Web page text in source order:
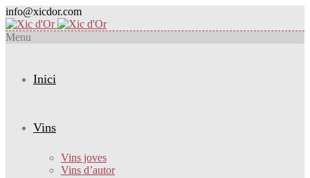
info@xicdor.com
Menu
Inici
Vins
Vins joves
Vins d’autor